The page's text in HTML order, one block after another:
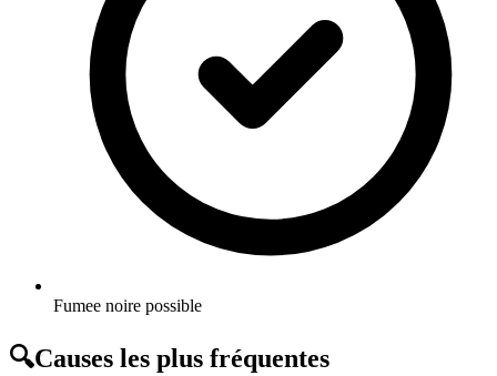
Fumee noire possible
🔍Causes les plus fréquentes